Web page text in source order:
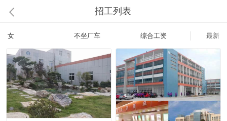
招工列表
女 不坐厂车 综合工资 最新